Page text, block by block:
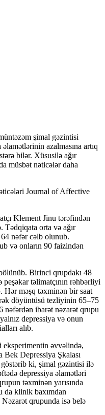
şimal gəzintisi
azalmasına artıq
bilər. Xüsusilə ağır
müsbət nəticələr daha
Journal of Affective
Klement Jinu tərəfindən
orta və ağır
nəfər cəlb olunub.
və onların 90 faizindən
Birinci qrupdakı 48
təlimatçının rəhbərliyi
Hər məşq təxminən bir saat
döyüntüsü tezliyinin 65–75
nəfərdən ibarət nəzarət qrupu
depressiya və onun
alıb.
eksperimentin əvvəlində,
Bek Depressiya Şkalası
ki, şimal gəzintisi ilə
depressiya əlamətləri
təxminən yarısında
da klinik baxımdan
qrupunda isə belə